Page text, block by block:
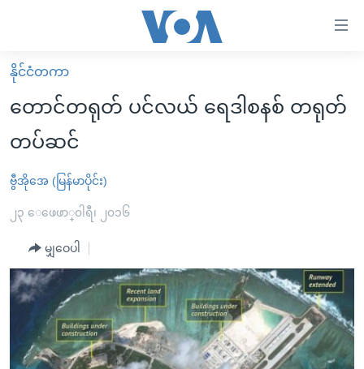
လွယ်ကူ
စေ
သည့်
များ
ပင်မ
ကျော်
ကြည့်
မူလစာမျက်နှာ
မြန်မာ
ကမ္ဘာ့သတင်းများ
နိုင်ငံတကာ
အစ္စရေး-ပါလက်စတိုင်း
ဗွီဒီယို
သတင်းလွတ်လပ်ခွင့်
အင်္ဂလိပ်စာလေ့လာမယ်
အမေရိကန်သုံးအီဒီယံ
မကြေးမုံရဲ့ အင်္ဂလိပ်စာ
ရုပ်ရှင်ထဲက အင်္ဂလိပ်စာ
အပတ်စဉ်ကဏ္ဍများ
ရေဒီယို
တီဗွီ
ရေဒီယိုနှင့်ရုပ်သံ အချက်အလက်များ
ရေဒီယို/တီဗွီအစီအစဉ်
နိုင်ငံတကာ
တောင်တရုတ် ပင်လယ် ရေဒါစနစ် တရုတ်
တပ်ဆင်
ဗွီအိုအေ (မြန်မာပိုင်း)
၂၃ ေဖေဖာ္၀ါရီ၊ ၂၀၁၆
မျှဝေပါ